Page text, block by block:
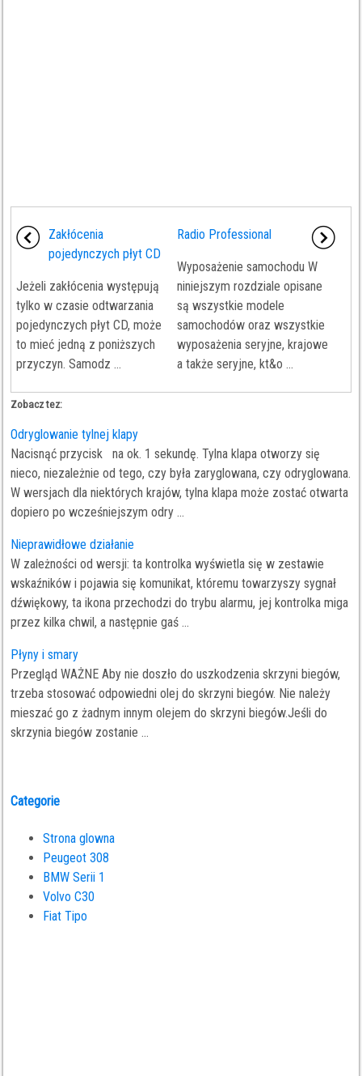
Zakłócenia
pojedynczych płyt CD
Jeżeli zakłócenia występują
tylko w czasie odtwarzania
pojedynczych płyt CD, może
to mieć jedną z poniższych
przyczyn. Samodz ...
Radio Professional
Wyposażenie samochodu W
niniejszym rozdziale opisane
są wszystkie modele
samochodów oraz wszystkie
wyposażenia seryjne, krajowe
a także seryjne, kt&o ...
Zobacz tez:
Odryglowanie tylnej klapy
Nacisnąć przycisk na ok. 1 sekundę. Tylna klapa otworzy się
nieco, niezależnie od tego, czy była zaryglowana, czy odryglowana.
W wersjach dla niektórych krajów, tylna klapa może zostać otwarta
dopiero po wcześniejszym odry ...
Nieprawidłowe działanie
W zależności od wersji: ta kontrolka wyświetla się w zestawie
wskaźników i pojawia się komunikat, któremu towarzyszy sygnał
dźwiękowy, ta ikona przechodzi do trybu alarmu, jej kontrolka miga
przez kilka chwil, a następnie gaś ...
Płyny i smary
Przegląd WAŻNE Aby nie doszło do uszkodzenia skrzyni biegów,
trzeba stosować odpowiedni olej do skrzyni biegów. Nie należy
mieszać go z żadnym innym olejem do skrzyni biegów.Jeśli do
skrzynia biegów zostanie ...
Categorie
Strona glowna
Peugeot 308
BMW Serii 1
Volvo C30
Fiat Tipo